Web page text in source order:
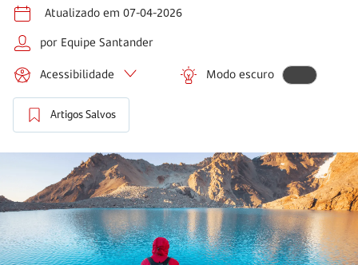
Atualizado em 07-04-2026
por Equipe Santander
Acessibilidade Modo escuro
Artigos Salvos